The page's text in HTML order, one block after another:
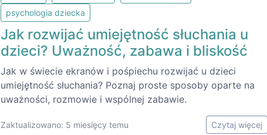
psychologia dziecka
Jak rozwijać umiejętność słuchania u
dzieci? Uważność, zabawa i bliskość
Jak w świecie ekranów i pośpiechu rozwijać u dzieci
umiejętność słuchania? Poznaj proste sposoby oparte na
uważności, rozmowie i wspólnej zabawie.
Zaktualizowano: 5 miesięcy temu Czytaj więcej